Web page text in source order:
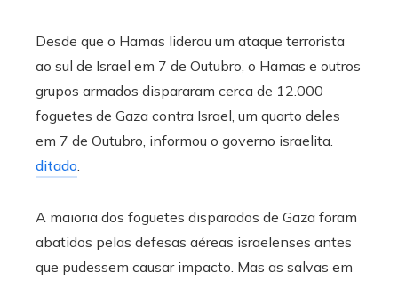
Desde que o Hamas liderou um ataque terrorista
ao sul de Israel em 7 de Outubro, o Hamas e outros
grupos armados dispararam cerca de 12.000
foguetes de Gaza contra Israel, um quarto deles
em 7 de Outubro, informou o governo israelita.
ditado
A maioria dos foguetes disparados de Gaza foram
abatidos pelas defesas aéreas israelenses antes
que pudessem causar impacto. Mas as salvas em